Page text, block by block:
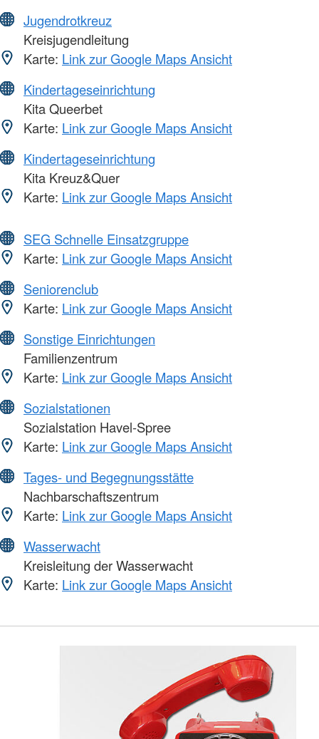
Jugendrotkreuz
Kreisjugendleitung
Karte: Link zur Google Maps Ansicht
Kindertageseinrichtung
Kita Queerbet
Karte: Link zur Google Maps Ansicht
Kindertageseinrichtung
Kita Kreuz&Quer
Karte: Link zur Google Maps Ansicht
SEG Schnelle Einsatzgruppe
Karte: Link zur Google Maps Ansicht
Seniorenclub
Karte: Link zur Google Maps Ansicht
Sonstige Einrichtungen
Familienzentrum
Karte: Link zur Google Maps Ansicht
Sozialstationen
Sozialstation Havel-Spree
Karte: Link zur Google Maps Ansicht
Tages- und Begegnungsstätte
Nachbarschaftszentrum
Karte: Link zur Google Maps Ansicht
Wasserwacht
Kreisleitung der Wasserwacht
Karte: Link zur Google Maps Ansicht